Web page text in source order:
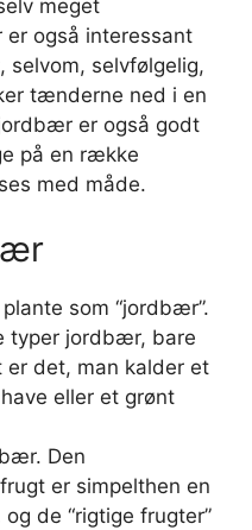
meget
også interessant
selvom, selvfølgelig,
tænderne ned i en
er også godt
på en række
med måde.
som “jordbær”.
typer jordbær, bare
er det, man kalder et
eller et grønt
Den
er simpelthen en
de “rigtige frugter”